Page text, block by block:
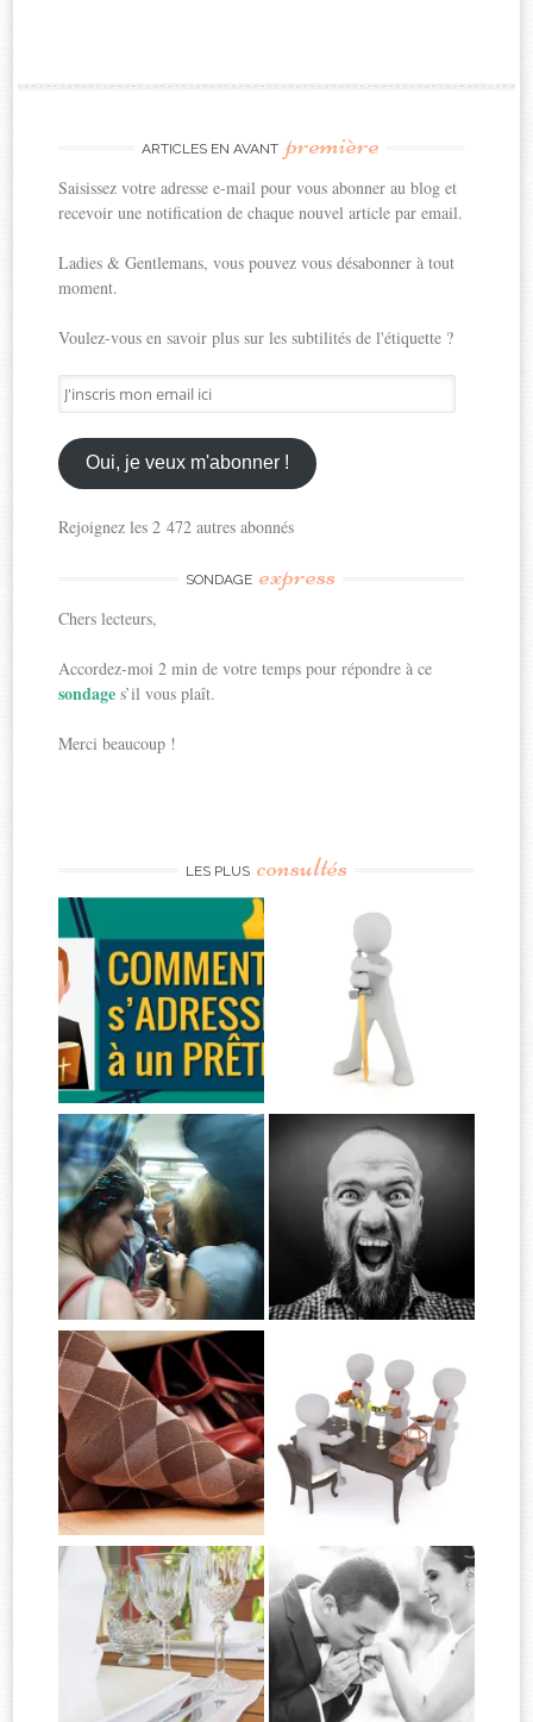
ARTICLES EN AVANT première
Saisissez votre adresse e-mail pour vous abonner au blog et
recevoir une notification de chaque nouvel article par email.
Ladies & Gentlemans, vous pouvez vous désabonner à tout
moment.
Voulez-vous en savoir plus sur les subtilités de l'étiquette ?
J'inscris
mon
email
ici
Oui, je veux m'abonner !
Rejoignez les 2 472 autres abonnés
SONDAGE express
Chers lecteurs,
Accordez-moi 2 min de votre temps pour répondre à ce
sondages’il vous plaît.
Merci beaucoup !
LES PLUS consultés